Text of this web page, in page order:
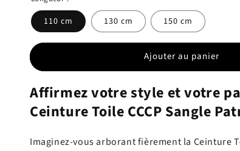
110 cm 130 cm 150 cm
Ajouter au panier
Affirmez votre style et votre
Ceinture Toile CCCP Sangle
Imaginez-vous arborant fièrement la Ceinture